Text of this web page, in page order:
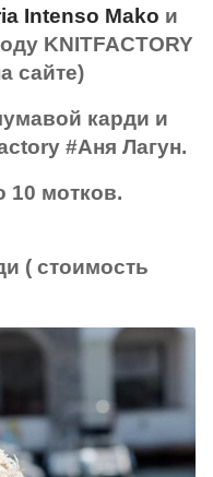
Intenso Mako и
KNITFACTORY
сайте)
карди и
#Аня Лагун.
10 мотков.
( стоимость